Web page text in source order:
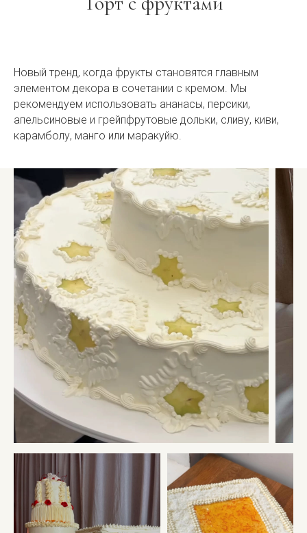
Новый тренд, когда фрукты становятся главным
элементом декора в сочетании с кремом. Мы
рекомендуем использовать ананасы, персики,
апельсиновые и грейпфрутовые дольки, сливу, киви,
карамболу, манго или маракуйю.